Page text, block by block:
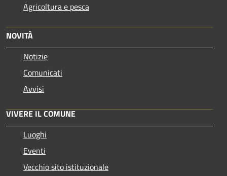
Agricoltura e pesca
NOVITÀ
Notizie
Comunicati
Avvisi
VIVERE IL COMUNE
Luoghi
Eventi
Vecchio sito istituzionale